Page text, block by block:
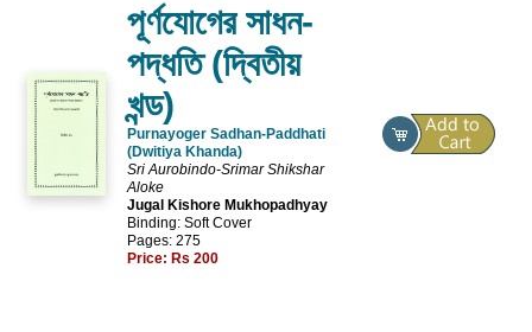
পূর্ণযোগের সাধন-
পদ্ধতি (দ্বিতীয়
খন্ড)
Purnayoger Sadhan-Paddhati
(Dwitiya Khanda)
Sri Aurobindo-Srimar Shikshar
Aloke
Jugal Kishore Mukhopadhyay
Binding: Soft Cover
Pages: 275
Price: Rs 200